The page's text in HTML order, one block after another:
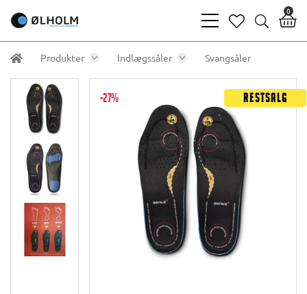
bars
light
heart
search
0
Produkter Indlægssåler Svangsåler
-27% Restsalg